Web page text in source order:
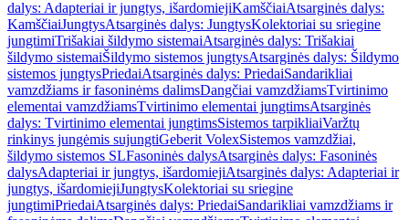
dalys: Adapteriai ir jungtys, išardomiejiKamščiaiAtsarginės dalys:
KamščiaiJungtysAtsarginės dalys: JungtysKolektoriai su sriegine
jungtimiTrišakiai šildymo sistemaiAtsarginės dalys: Trišakiai
šildymo sistemaiŠildymo sistemos jungtysAtsarginės dalys: Šildymo
sistemos jungtysPriedaiAtsarginės dalys: PriedaiSandarikliai
vamzdžiams ir fasoninėms dalimsDangčiai vamzdžiamsTvirtinimo
elementai vamzdžiamsTvirtinimo elementai jungtimsAtsarginės
dalys: Tvirtinimo elementai jungtimsSistemos tarpikliaiVaržtų
rinkinys jungėmis sujungtiGeberit VolexSistemos vamzdžiai,
šildymo sistemos SLFasoninės dalysAtsarginės dalys: Fasoninės
dalysAdapteriai ir jungtys, išardomiejiAtsarginės dalys: Adapteriai ir
jungtys, išardomiejiJungtysKolektoriai su sriegine
jungtimiPriedaiAtsarginės dalys: PriedaiSandarikliai vamzdžiams ir